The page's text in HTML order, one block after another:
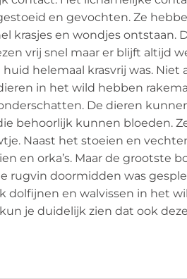
en gevochten. Ze
krasjes en wondjes
vrij snel maar er blijft altijd
helemaal krasvrij was.
in het wild hebben
De dieren
behoorlijk kunnen bloeden.
Naast het stoeien en
en orka’s. Maar de grootste
rugvin doormidden was
dolfijnen en walvissen in het
je duidelijk zien dat ook